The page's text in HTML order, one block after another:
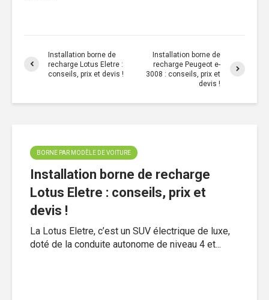
Installation borne de
recharge Lotus Eletre :
conseils, prix et devis !
Installation borne de
recharge Peugeot e-
3008 : conseils, prix et
devis !
BORNE PAR MODÈLE DE VOITURE
Installation borne de recharge
Lotus Eletre : conseils, prix et
devis !
La Lotus Eletre, c’est un SUV électrique de luxe,
doté de la conduite autonome de niveau 4 et...